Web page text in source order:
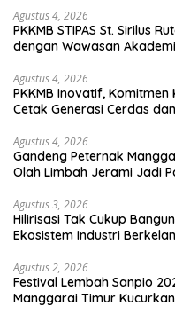
Agustus 4, 2026
PKKMB STIPAS St. Sirilus
dengan Wawasan
Agustus 4, 2026
PKKMB Inovatif, Komitmen
Cetak Generasi Cerdas
Agustus 4, 2026
Gandeng Peternak
Olah Limbah Jerami Jadi
Agustus 3, 2026
Hilirisasi Tak Cukup
Ekosistem Industri
Agustus 2, 2026
Festival Lembah Sanpio
Manggarai Timur